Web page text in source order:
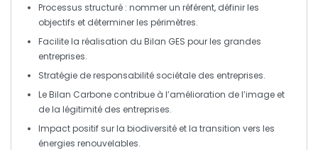
Processus structuré : nommer un référent, définir les
objectifs et déterminer les périmètres.
Facilite la réalisation du Bilan GES pour les grandes
entreprises.
Stratégie deresponsabilité sociétale des entreprises.
Le Bilan Carbone contribue à l’amélioration de l’image et
de la légitimité des entreprises.
Impact positif sur la biodiversité et la transition vers les
énergies renouvelables.